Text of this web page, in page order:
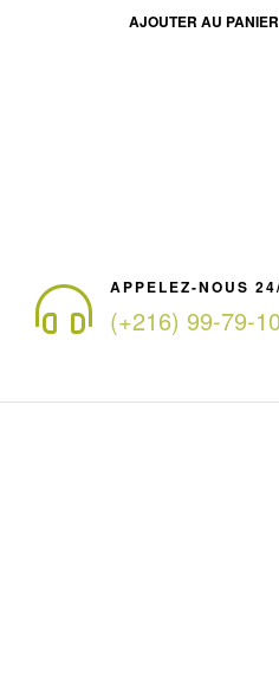
r 5
AJOUTER AU PANIER
APPELEZ-NOUS
(+216) 99-79-